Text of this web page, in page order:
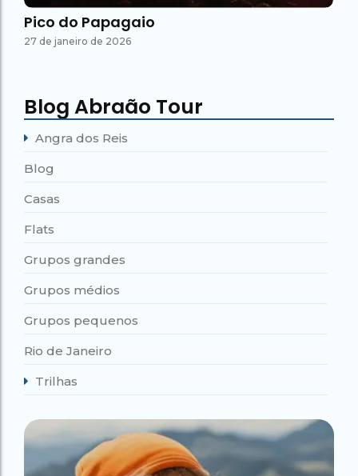
Pico do Papagaio
27 de janeiro de 2026
Blog Abraão Tour
Angra dos Reis
Blog
Casas
Flats
Grupos grandes
Grupos médios
Grupos pequenos
Rio de Janeiro
Trilhas